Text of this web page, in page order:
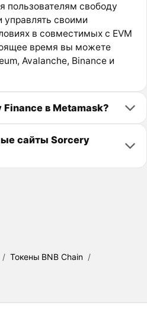
пользователям свободу
управлять своими
в совместимых с EVM
время вы можете
Avalanche, Binance и
в Metamask?
сайты Sorcery
/ Токены BNB Chain /